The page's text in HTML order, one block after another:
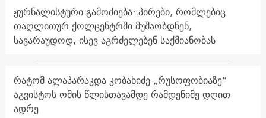
ჟურნალისტური გამოძიება: პირები, რომლებიც
თაღლითურ ქოლცენტრში მუშაობდნენ,
სავარაუდოდ, ისევ აგრძელებენ საქმიანობას
რატომ ალაპარაკდა კობახიძე „რუსოფობიაზე“
აგვისტოს ომის წლისთავამდე რამდენიმე დღით
ადრე